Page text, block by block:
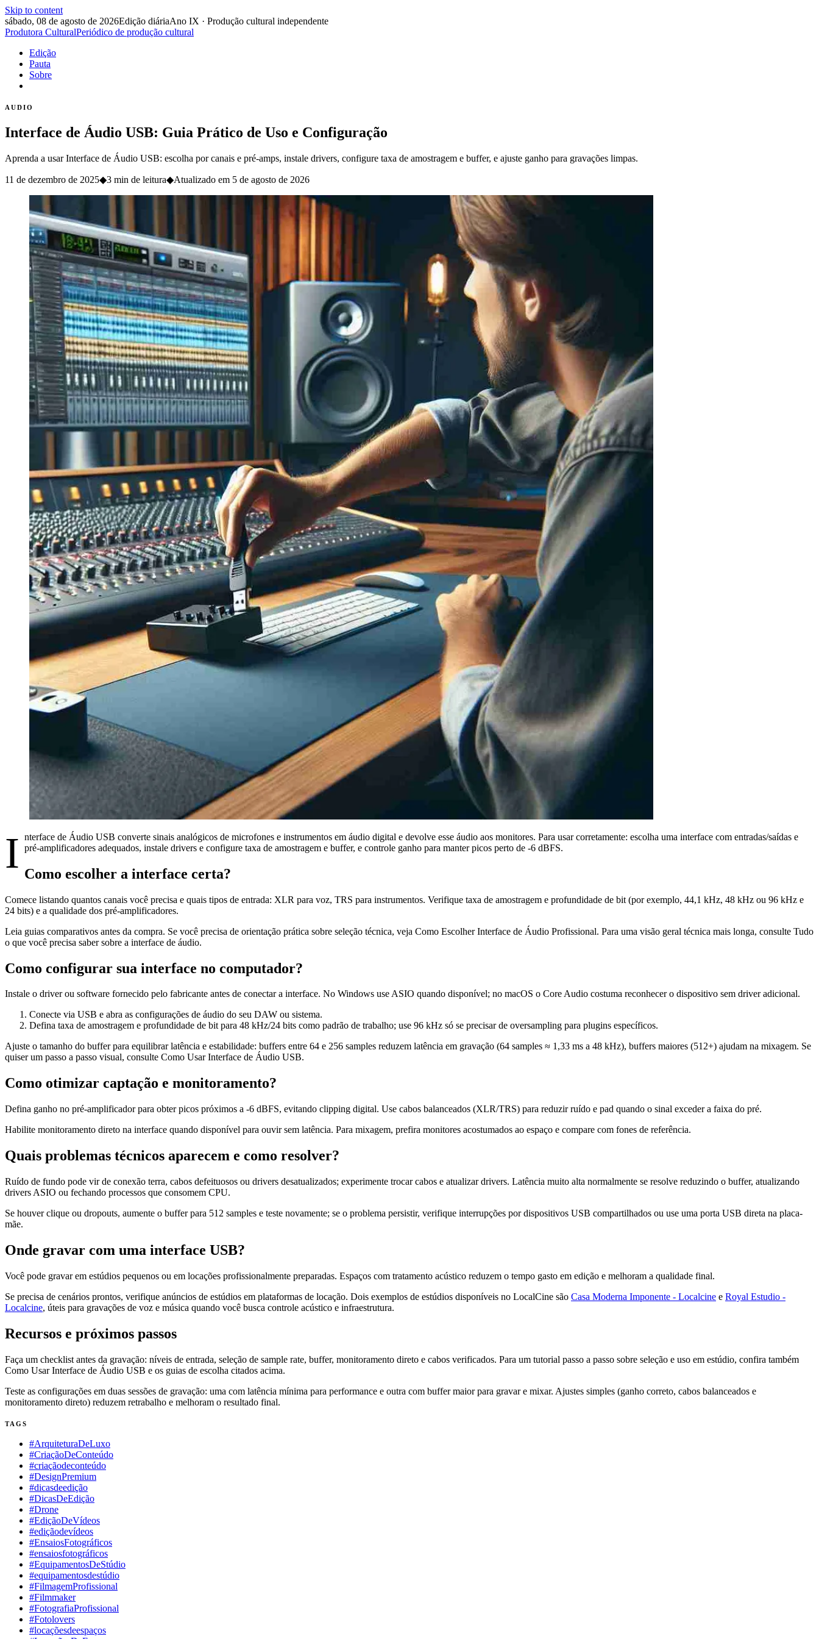
Skip to content
sábado, 08 de agosto de 2026Edição diáriaAno IX · Produção cultural independente
Produtora CulturalPeriódico de produção cultural
Edição
Pauta
Sobre
AUDIO
Interface de Áudio USB: Guia Prático de Uso e Configuração
Aprenda a usar Interface de Áudio USB: escolha por canais e pré-amps, instale drivers, configure taxa de amostragem e buffer, e ajuste ganho para gravações limpas.
11 de dezembro de 2025◆3 min de leitura◆Atualizado em 5 de agosto de 2026
I nterface de Áudio USB converte sinais analógicos de microfones e instrumentos em áudio digital e devolve esse áudio aos monitores. Para usar corretamente: escolha uma interface com entradas/saídas e
pré-amplificadores adequados, instale drivers e configure taxa de amostragem e buffer, e controle ganho para manter picos perto de -6 dBFS.
Como escolher a interface certa?
Comece listando quantos canais você precisa e quais tipos de entrada: XLR para voz, TRS para instrumentos. Verifique taxa de amostragem e profundidade de bit (por exemplo, 44,1 kHz, 48 kHz ou 96 kHz e
24 bits) e a qualidade dos pré-amplificadores.
Leia guias comparativos antes da compra. Se você precisa de orientação prática sobre seleção técnica, veja Como Escolher Interface de Áudio Profissional. Para uma visão geral técnica mais longa, consulte Tudo
o que você precisa saber sobre a interface de áudio.
Como configurar sua interface no computador?
Instale o driver ou software fornecido pelo fabricante antes de conectar a interface. No Windows use ASIO quando disponível; no macOS o Core Audio costuma reconhecer o dispositivo sem driver adicional.
Conecte via USB e abra as configurações de áudio do seu DAW ou sistema.
Defina taxa de amostragem e profundidade de bit para 48 kHz/24 bits como padrão de trabalho; use 96 kHz só se precisar de oversampling para plugins específicos.
Ajuste o tamanho do buffer para equilibrar latência e estabilidade: buffers entre 64 e 256 samples reduzem latência em gravação (64 samples ≈ 1,33 ms a 48 kHz), buffers maiores (512+) ajudam na mixagem. Se
quiser um passo a passo visual, consulte Como Usar Interface de Áudio USB.
Como otimizar captação e monitoramento?
Defina ganho no pré-amplificador para obter picos próximos a -6 dBFS, evitando clipping digital. Use cabos balanceados (XLR/TRS) para reduzir ruído e pad quando o sinal exceder a faixa do pré.
Habilite monitoramento direto na interface quando disponível para ouvir sem latência. Para mixagem, prefira monitores acostumados ao espaço e compare com fones de referência.
Quais problemas técnicos aparecem e como resolver?
Ruído de fundo pode vir de conexão terra, cabos defeituosos ou drivers desatualizados; experimente trocar cabos e atualizar drivers. Latência muito alta normalmente se resolve reduzindo o buffer, atualizando
drivers ASIO ou fechando processos que consomem CPU.
Se houver clique ou dropouts, aumente o buffer para 512 samples e teste novamente; se o problema persistir, verifique interrupções por dispositivos USB compartilhados ou use uma porta USB direta na placa-
mãe.
Onde gravar com uma interface USB?
Você pode gravar em estúdios pequenos ou em locações profissionalmente preparadas. Espaços com tratamento acústico reduzem o tempo gasto em edição e melhoram a qualidade final.
Se precisa de cenários prontos, verifique anúncios de estúdios em plataformas de locação. Dois exemplos de estúdios disponíveis no LocalCine são Casa Moderna Imponente - Localcine e Royal Estudio -
Localcine, úteis para gravações de voz e música quando você busca controle acústico e infraestrutura.
Recursos e próximos passos
Faça um checklist antes da gravação: níveis de entrada, seleção de sample rate, buffer, monitoramento direto e cabos verificados. Para um tutorial passo a passo sobre seleção e uso em estúdio, confira também
Como Usar Interface de Áudio USB e os guias de escolha citados acima.
Teste as configurações em duas sessões de gravação: uma com latência mínima para performance e outra com buffer maior para gravar e mixar. Ajustes simples (ganho correto, cabos balanceados e
monitoramento direto) reduzem retrabalho e melhoram o resultado final.
TAGS
#ArquiteturaDeLuxo
#CriaçãoDeConteúdo
#criaçãodeconteúdo
#DesignPremium
#dicasdeedição
#DicasDeEdição
#Drone
#EdiçãoDeVídeos
#ediçãodevídeos
#EnsaiosFotográficos
#ensaiosfotográficos
#EquipamentosDeStúdio
#equipamentosdestúdio
#FilmagemProfissional
#Filmmaker
#FotografiaProfissional
#Fotolovers
#locaçõesdeespaços